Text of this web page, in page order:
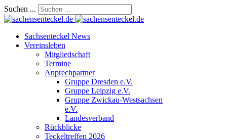
Suchen ...
Sachsenteckel News
Vereinsleben
Mitgliedschaft
Termine
Anprechpartner
Gruppe Dresden e.V.
Gruppe Leipzig e.V.
Gruppe Zwickau-Westsachsen
e.V.
Landesverband
Rückblicke
Teckeltreffen 2026